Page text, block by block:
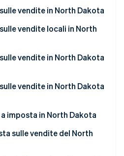
sta costruendo l'infrastruttura
vendite in North Dakota
vendite locali in North
sulle vendite in North
vendite in North Dakota
vendite in North Dakota
imposta in North Dakota
sulle vendite del North